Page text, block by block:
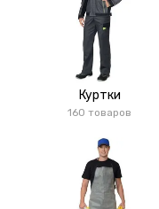
Куртки
160 товаров